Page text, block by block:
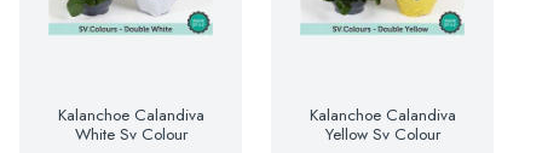
Kalanchoe Calandiva
White Sv Colour
Kalanchoe Calandiva
Yellow Sv Colour